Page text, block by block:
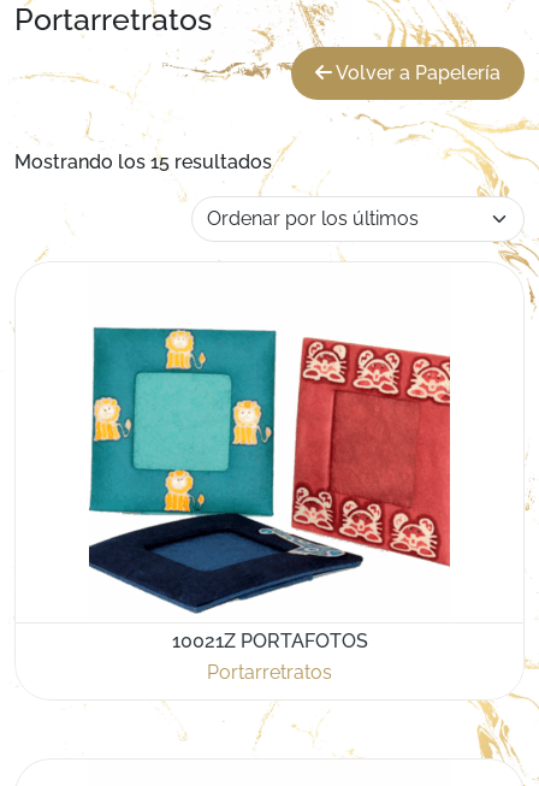
Portarretratos
Volver a Papelería
Mostrando los 15 resultadosOrdenado por los últimos
10021Z PORTAFOTOS
Portarretratos